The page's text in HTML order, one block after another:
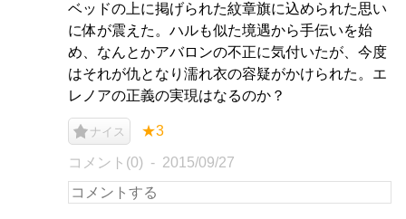
ベッドの上に掲げられた紋章旗に込められた思い
に体が震えた。ハルも似た境遇から手伝いを始
め、なんとかアバロンの不正に気付いたが、今度
はそれが仇となり濡れ衣の容疑がかけられた。エ
レノアの正義の実現はなるのか？
ナイス ★3
コメント(0) 2015/09/27